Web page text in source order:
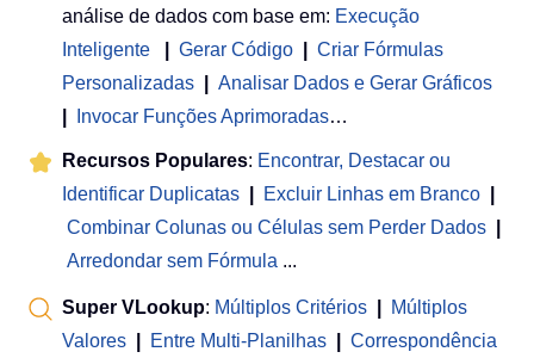
análise de dados com base em: Execução
Inteligente
Gerar Código
Criar Fórmulas
Personalizadas
Analisar Dados e Gerar Gráficos
Invocar Funções Aprimoradas…
Recursos Populares: Encontrar, Destacar ou
Identificar Duplicatas
Excluir Linhas em Branco
Combinar Colunas ou Células sem Perder Dados
Arredondar sem Fórmula ...
Super VLookup: Múltiplos Critérios
Múltiplos
Valores
Entre Multi-Planilhas
Correspondência